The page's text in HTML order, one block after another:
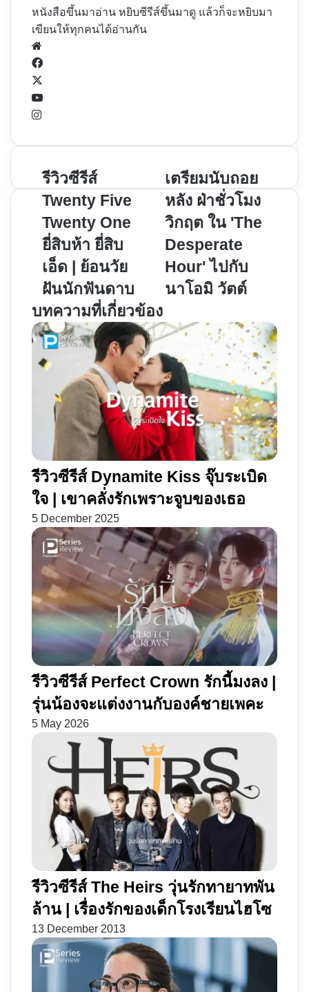
หนังสือขึ้นมาอ่าน หยิบซีรีส์ขึ้นมาดู แล้วก็จะหยิบมา
เขียนให้ทุกคนได้อ่านกัน
Facebook
YouTube
Instagram
รีวิว
ซี
รีส์
Twenty
Five
Twenty
One
ยี่สิบ
ห้า
ยี่สิบ
เอ็ด
|
วัย
ฝัน
ฟันดาบ
รีวิวซีรีส์
Twenty Five
Twenty One
ยี่สิบห้า ยี่สิบ
เอ็ด | ย้อนวัย
ฝันนักฟันดาบ
เตรียม
นับ
ถอย
หลัง
ฝ่า
ชั่วโมง
วิกฤต
ใน
Desperate
Hour'
ไป
กับ
นา
โอมิ
วัตต์
เตรียมนับถอย
หลัง ฝ่าชั่วโมง
วิกฤต ใน 'The
Desperate
Hour' ไปกับ
นาโอมิ วัตต์
บทความที่เกี่ยวข้อง
รีวิวซีรีส์ Dynamite Kiss จุ๊บระเบิด
ใจ | เขาคลั่งรักเพราะจูบของเธอ
5 December 2025
รีวิวซีรีส์ Perfect Crown รักนี้มงลง |
รุ่นน้องจะแต่งงานกับองค์ชายเพคะ
5 May 2026
รีวิวซีรีส์ The Heirs วุ่นรักทายาทพัน
ล้าน | เรื่องรักของเด็กโรงเรียนไฮโซ
13 December 2013